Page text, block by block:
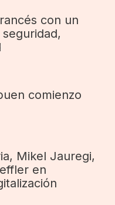
con un
comienzo
Mikel Jauregi,
en